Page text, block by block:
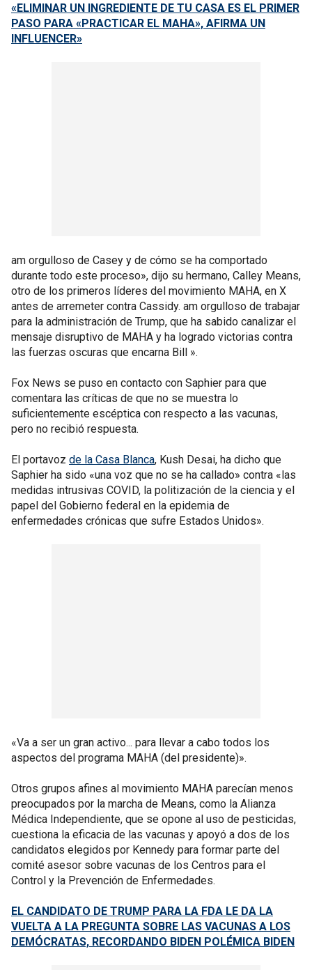
«ELIMINAR UN INGREDIENTE DE TU CASA ES EL PRIMER
PASO PARA «PRACTICAR EL MAHA», AFIRMA UN
INFLUENCER»
am orgulloso de Casey y de cómo se ha comportado
durante todo este proceso», dijo su hermano, Calley Means,
otro de los primeros líderes del movimiento MAHA, en X
antes de arremeter contra Cassidy. am orgulloso de trabajar
para la administración de Trump, que ha sabido canalizar el
mensaje disruptivo de MAHA y ha logrado victorias contra
las fuerzas oscuras que encarna Bill ».
Fox News se puso en contacto con Saphier para que
comentara las críticas de que no se muestra lo
suficientemente escéptica con respecto a las vacunas,
pero no recibió respuesta.
El portavoz de la Casa Blanca, Kush Desai, ha dicho que
Saphier ha sido «una voz que no se ha callado» contra «las
medidas intrusivas COVID, la politización de la ciencia y el
papel del Gobierno federal en la epidemia de
enfermedades crónicas que sufre Estados Unidos».
«Va a ser un gran activo... para llevar a cabo todos los
aspectos del programa MAHA (del presidente)».
Otros grupos afines al movimiento MAHA parecían menos
preocupados por la marcha de Means, como la Alianza
Médica Independiente, que se opone al uso de pesticidas,
cuestiona la eficacia de las vacunas y apoyó a dos de los
candidatos elegidos por Kennedy para formar parte del
comité asesor sobre vacunas de los Centros para el
Control y la Prevención de Enfermedades.
EL CANDIDATO DE TRUMP PARA LA FDA LE DA LA
VUELTA A LA PREGUNTA SOBRE LAS VACUNAS A LOS
DEMÓCRATAS, RECORDANDO BIDEN POLÉMICA BIDEN